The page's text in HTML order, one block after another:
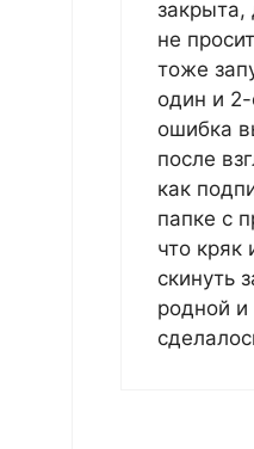
закрыта,
не
тоже
один и
ошибка
после
как
папке с
что кряк
скинуть
родной и